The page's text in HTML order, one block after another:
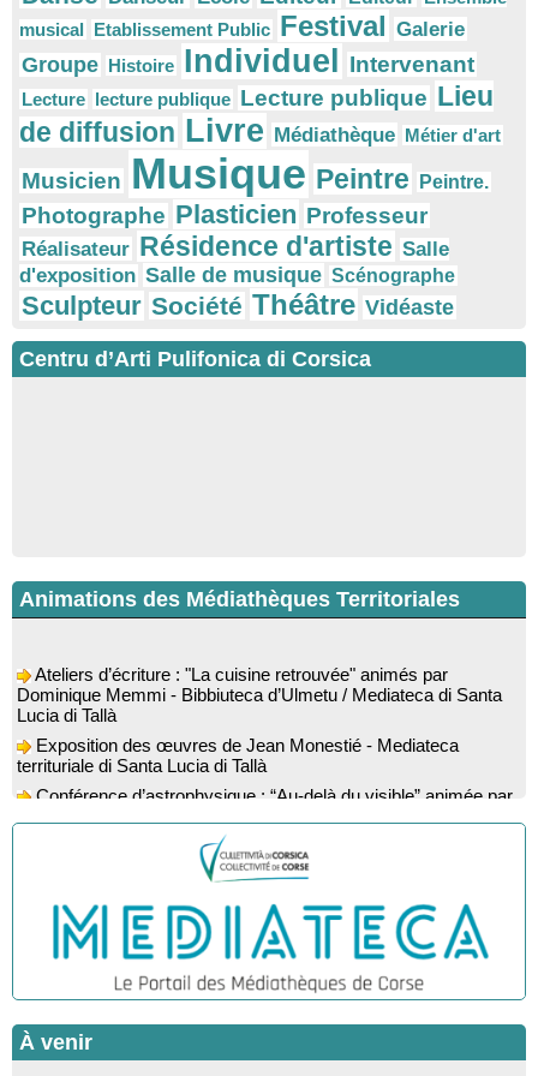
musical Etablissement Public Festival Galerie
Groupe Histoire Individuel Intervenant
Lecture lecture publique Lecture publique Lieu
de diffusion Livre Médiathèque Métier d'art
Musicien Musique Peintre Peintre.
Photographe Plasticien Professeur
Réalisateur Résidence d'artiste Salle
d'exposition Salle de musique Scénographe
Sculpteur Société Théâtre Vidéaste
Centru d’Arti Pulifonica di Corsica
Animations des Médiathèques Territoriales
Dominique Memmi - Bibbiuteca d’Ulmetu / Mediateca di Santa
Lucia di Tallà
territuriale di Santa Lucia di Tallà
l’astrophysicien Paul Guerrini - Médiathèque - Pitretu è
Bicchisgià
Exposition des œuvres de Dominique Malberti Morin :
"Racines, peintures acryliques et aquarelles" - Mediateca
Animation : "Petits lecteurs" - Médiathèque - Pitretu è
Bicchisgià
Veillée de contes à la forêt enchantée "U Mondu ditu
mignuleddu" par la Caravane de Conteurs - Currà
Colloque : "Taravu : terre de patrimoines", Regards sur le
patrimoine religieux, roman, thermal et littéraire - Spaziu Jean-
Marc Fiamma - A Sarra di Farru
À venir